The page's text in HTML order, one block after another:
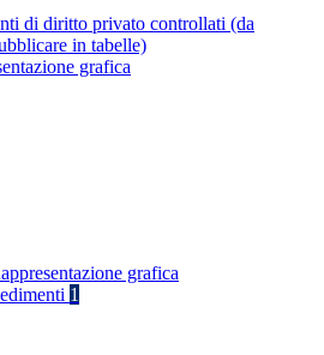
di diritto privato controllati (da
in tabelle)
grafica
grafica
1